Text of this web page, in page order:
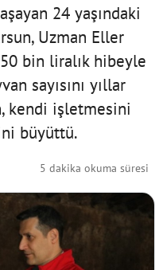
24 yaşındaki
Uzman Eller
bin liralık hibeyle
sayısını yıllar
kendi işletmesini
büyüttü.
5 dakika okuma süresi